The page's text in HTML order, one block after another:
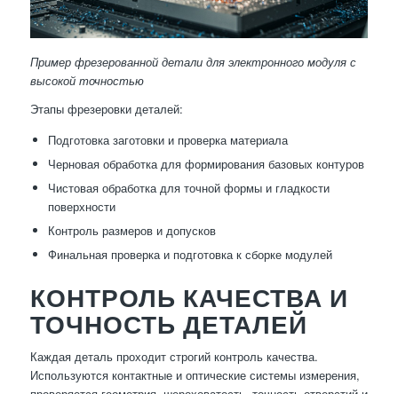
Пример фрезерованной детали для электронного модуля с
высокой точностью
Этапы фрезеровки деталей:
Подготовка заготовки и проверка материала
Черновая обработка для формирования базовых контуров
Чистовая обработка для точной формы и гладкости
поверхности
Контроль размеров и допусков
Финальная проверка и подготовка к сборке модулей
КОНТРОЛЬ КАЧЕСТВА И
ТОЧНОСТЬ ДЕТАЛЕЙ
Каждая деталь проходит строгий контроль качества.
Используются контактные и оптические системы измерения,